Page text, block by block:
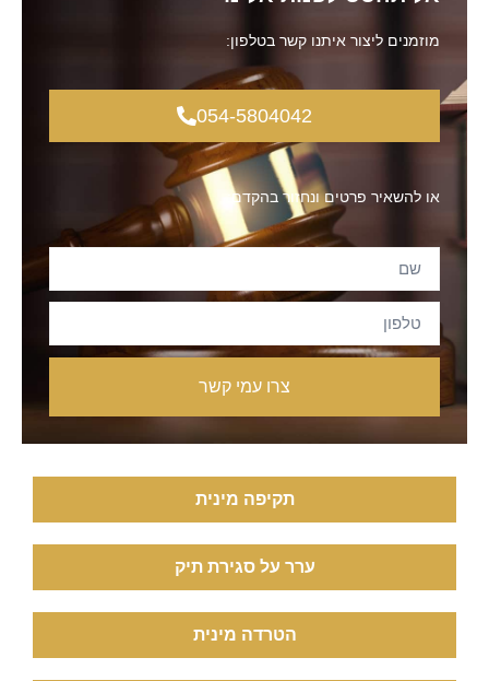
מוזמנים ליצור איתנו קשר בטלפון:
054-5804042
או להשאיר פרטים ונחזור בהקדם:
צרו עמי קשר
תקיפה מינית
ערר על סגירת תיק
הטרדה מינית